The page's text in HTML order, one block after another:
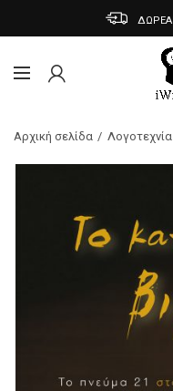
Αρχική σελίδα Λογοτεχνία